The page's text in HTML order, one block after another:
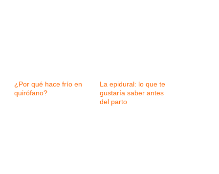
¿Por qué hace frío en
quirófano?
La epidural: lo que te
gustaría saber antes
del parto